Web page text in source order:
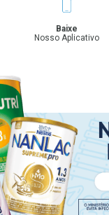
Baixe
Nosso Aplicativo